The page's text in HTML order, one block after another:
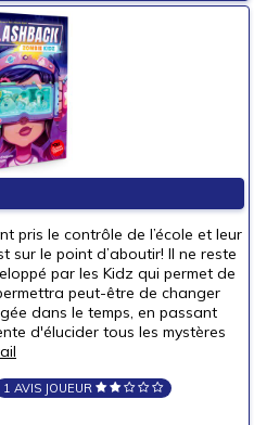
pris le contrôle de l’école et leur
sur le point d’aboutir! Il ne reste
par les Kidz qui permet de
peut-être de changer
dans le temps, en passant
d'élucider tous les mystères
1 AVIS JOUEUR